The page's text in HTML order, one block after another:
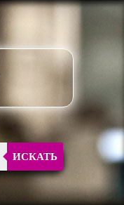
ИСКАТЬ